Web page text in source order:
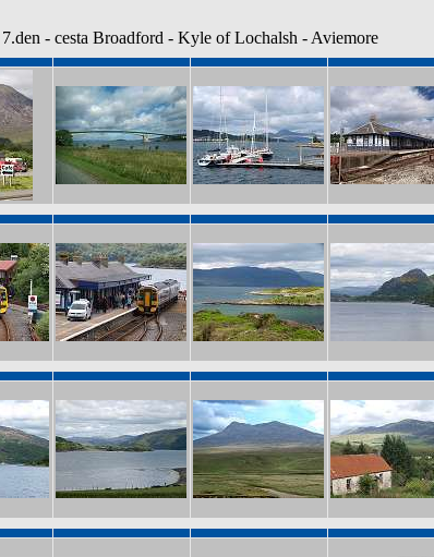
7.den - cesta Broadford - Kyle of Lochalsh - Aviemore